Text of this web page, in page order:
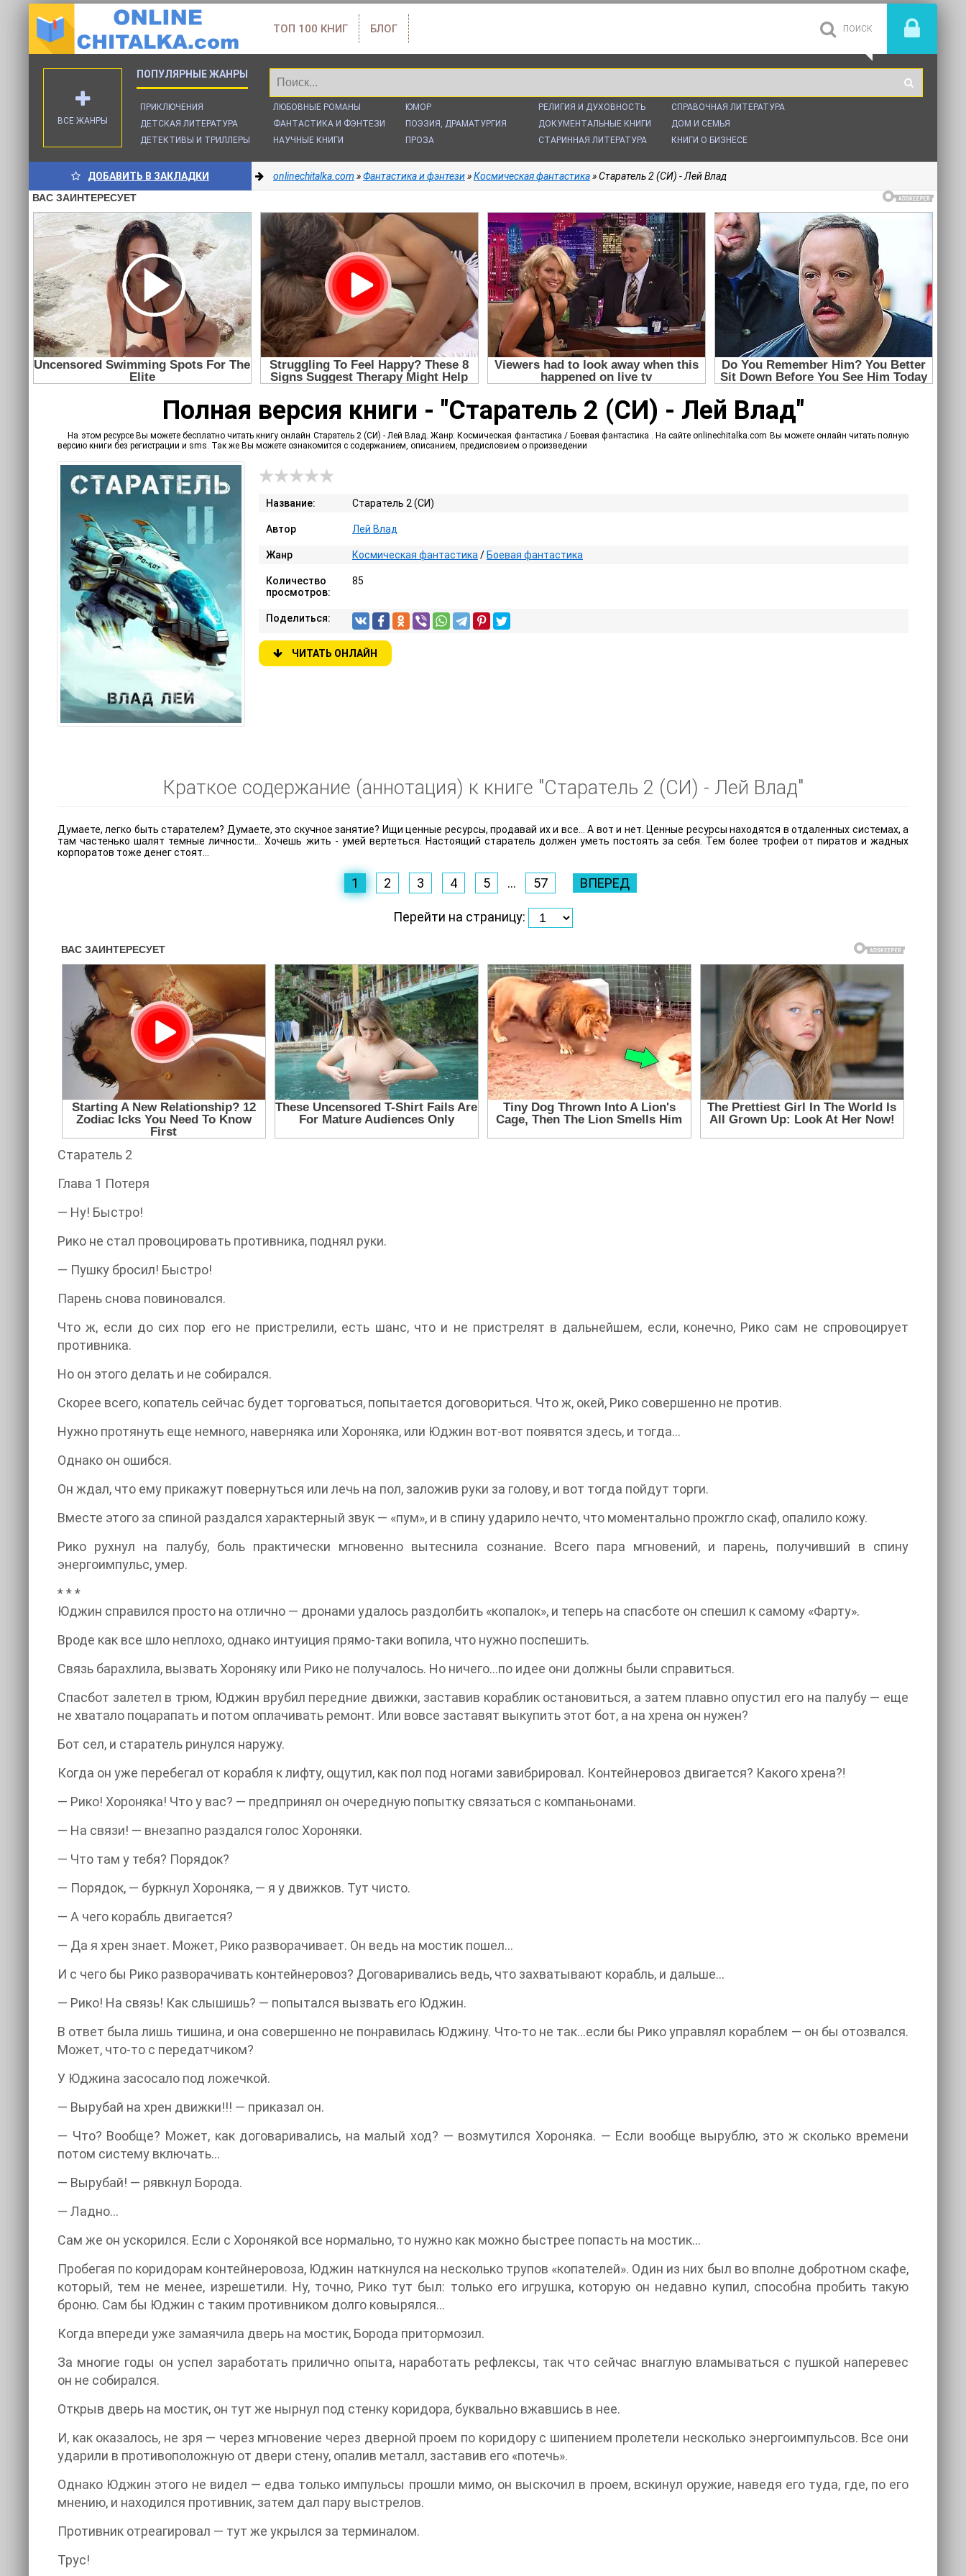
ТОП 100 КНИГ БЛОГ
ПРИКЛЮЧЕНИЯ
ДЕТСКАЯ ЛИТЕРАТУРА
ДЕТЕКТИВЫ И ТРИЛЛЕРЫ
ЛЮБОВНЫЕ РОМАНЫ
ФАНТАСТИКА И ФЭНТЕЗИ
НАУЧНЫЕ КНИГИ
ЮМОР
ПОЭЗИЯ, ДРАМАТУРГИЯ
ПРОЗА
РЕЛИГИЯ И ДУХОВНОСТЬ
ДОКУМЕНТАЛЬНЫЕ КНИГИ
СТАРИННАЯ ЛИТЕРАТУРА
СПРАВОЧНАЯ ЛИТЕРАТУРА
ДОМ И СЕМЬЯ
КНИГИ О БИЗНЕСЕ
ВСЕ ЖАНРЫ
ДОБАВИТЬ В ЗАКЛАДКИ onlinechitalka.com »Фантастика и фэнтези»Космическая фантастика» Старатель 2 (СИ) - Лей Влад
Полная версия книги - "Старатель 2 (СИ) - Лей Влад"
На этом ресурсе Вы можете бесплатно читать книгу онлайн Старатель 2 (СИ) - Лей Влад. Жанр: Космическая фантастика / Боевая фантастика . На сайте onlinechitalka.com Вы можете онлайн читать полную
версию книги без регистрации и sms. Так же Вы можете ознакомится с содержанием, описанием, предисловием о произведении
Название: Старатель 2 (СИ)
Автор Лей Влад
Жанр Космическая фантастика / Боевая фантастика
Количество
просмотров:
85
Поделиться:
ЧИТАТЬ ОНЛАЙН
Краткое содержание (аннотация) к книге "Старатель 2 (СИ) - Лей Влад"
Думаете, легко быть старателем? Думаете, это скучное занятие? Ищи ценные ресурсы, продавай их и все... А вот и нет. Ценные ресурсы находятся в отдаленных системах, а
там частенько шалят темные личности... Хочешь жить - умей вертеться. Настоящий старатель должен уметь постоять за себя. Тем более трофеи от пиратов и жадных
корпоратов тоже денег стоят...
1 2 3 4 5 ... 57 ВПЕРЕД
Перейти на страницу:
Старатель 2
Глава 1 Потеря
— Ну! Быстро!
Рико не стал провоцировать противника, поднял руки.
— Пушку бросил! Быстро!
Парень снова повиновался.
Что ж, если до сих пор его не пристрелили, есть шанс, что и не пристрелят в дальнейшем, если, конечно, Рико сам не спровоцирует
противника.
Но он этого делать и не собирался.
Скорее всего, копатель сейчас будет торговаться, попытается договориться. Что ж, окей, Рико совершенно не против.
Нужно протянуть еще немного, наверняка или Хороняка, или Юджин вот-вот появятся здесь, и тогда…
Однако он ошибся.
Он ждал, что ему прикажут повернуться или лечь на пол, заложив руки за голову, и вот тогда пойдут торги.
Вместе этого за спиной раздался характерный звук — «пум», и в спину ударило нечто, что моментально прожгло скаф, опалило кожу.
Рико рухнул на палубу, боль практически мгновенно вытеснила сознание. Всего пара мгновений, и парень, получивший в спину
энергоимпульс, умер.
* * *
Юджин справился просто на отлично — дронами удалось раздолбить «копалок», и теперь на спасботе он спешил к самому «Фарту».
Вроде как все шло неплохо, однако интуиция прямо-таки вопила, что нужно поспешить.
Связь барахлила, вызвать Хороняку или Рико не получалось. Но ничего…по идее они должны были справиться.
Спасбот залетел в трюм, Юджин врубил передние движки, заставив кораблик остановиться, а затем плавно опустил его на палубу — еще
не хватало поцарапать и потом оплачивать ремонт. Или вовсе заставят выкупить этот бот, а на хрена он нужен?
Бот сел, и старатель ринулся наружу.
Когда он уже перебегал от корабля к лифту, ощутил, как пол под ногами завибрировал. Контейнеровоз двигается? Какого хрена⁈
— Рико! Хороняка! Что у вас? — предпринял он очередную попытку связаться с компаньонами.
— На связи! — внезапно раздался голос Хороняки.
— Что там у тебя? Порядок?
— Порядок, — буркнул Хороняка, — я у движков. Тут чисто.
— А чего корабль двигается?
— Да я хрен знает. Может, Рико разворачивает. Он ведь на мостик пошел…
И с чего бы Рико разворачивать контейнеровоз? Договаривались ведь, что захватывают корабль, и дальше…
— Рико! На связь! Как слышишь? — попытался вызвать его Юджин.
В ответ была лишь тишина, и она совершенно не понравилась Юджину. Что-то не так…если бы Рико управлял кораблем — он бы отозвался.
Может, что-то с передатчиком?
У Юджина засосало под ложечкой.
— Вырубай на хрен движки!!! — приказал он.
— Что? Вообще? Может, как договаривались, на малый ход? — возмутился Хороняка. — Если вообще вырублю, это ж сколько времени
потом систему включать…
— Вырубай! — рявкнул Борода.
— Ладно…
Сам же он ускорился. Если с Хоронякой все нормально, то нужно как можно быстрее попасть на мостик…
Пробегая по коридорам контейнеровоза, Юджин наткнулся на несколько трупов «копателей». Один из них был во вполне добротном скафе,
который, тем не менее, изрешетили. Ну, точно, Рико тут был: только его игрушка, которую он недавно купил, способна пробить такую
броню. Сам бы Юджин с таким противником долго ковырялся…
Когда впереди уже замаячила дверь на мостик, Борода притормозил.
За многие годы он успел заработать прилично опыта, наработать рефлексы, так что сейчас внаглую вламываться с пушкой наперевес
он не собирался.
Открыв дверь на мостик, он тут же нырнул под стенку коридора, буквально вжавшись в нее.
И, как оказалось, не зря — через мгновение через дверной проем по коридору с шипением пролетели несколько энергоимпульсов. Все они
ударили в противоположную от двери стену, опалив металл, заставив его «потечь».
Однако Юджин этого не видел — едва только импульсы прошли мимо, он выскочил в проем, вскинул оружие, наведя его туда, где, по его
мнению, и находился противник, затем дал пару выстрелов.
Противник отреагировал — тут же укрылся за терминалом.
Трус!